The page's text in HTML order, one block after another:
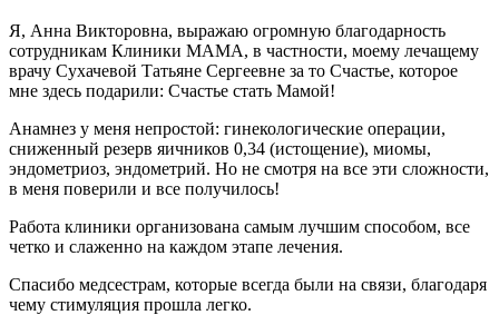
Я, Анна Викторовна, выражаю огромную благодарность
сотрудникам Клиники МАМА, в частности, моему лечащему
врачу Сухачевой Татьяне Сергеевне за то Счастье, которое
мне здесь подарили: Счастье стать Мамой!
Анамнез у меня непростой: гинекологические операции,
сниженный резерв яичников 0,34 (истощение), миомы,
эндометриоз, эндометрий. Но не смотря на все эти сложности,
в меня поверили и все получилось!
Работа клиники организована самым лучшим способом, все
четко и слаженно на каждом этапе лечения.
Спасибо медсестрам, которые всегда были на связи, благодаря
чему стимуляция прошла легко.